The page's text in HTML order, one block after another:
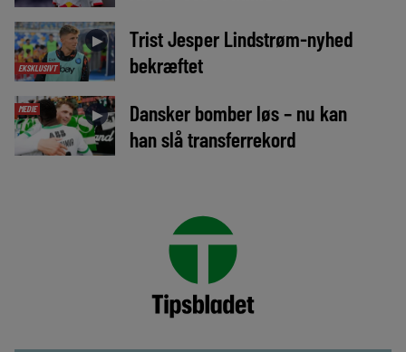
EKSKLUSIVT
►
Trist Jesper Lindstrøm-nyhed
bekræftet
MEDIE ►
Dansker bomber løs – nu kan
han slå transferrekord